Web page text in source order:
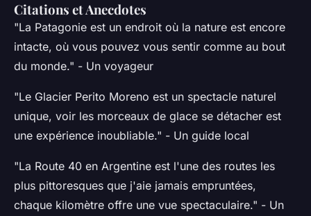
Citations et Anecdotes
"La Patagonie est un endroit où la nature est encore
intacte, où vous pouvez vous sentir comme au bout
du monde." - Un voyageur
"Le Glacier Perito Moreno est un spectacle naturel
unique, voir les morceaux de glace se détacher est
une expérience inoubliable." - Un guide local
"La Route 40 en Argentine est l'une des routes les
plus pittoresques que j'aie jamais empruntées,
chaque kilomètre offre une vue spectaculaire." - Un